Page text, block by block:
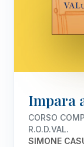
Impara
CORSO
R.O.D.VAL.
SIMONE